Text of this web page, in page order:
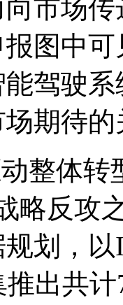
市场
图中
驾驶
期待
整体转
略反攻
划，
推出共